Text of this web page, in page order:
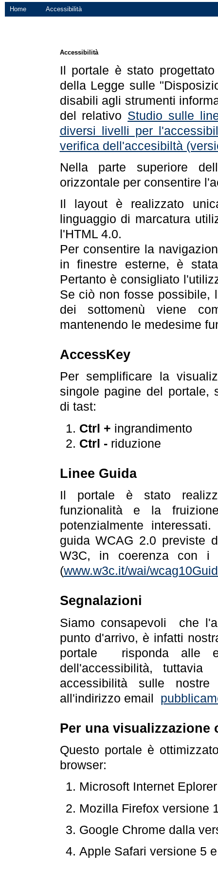
Home Accessibilità
Accessibilità
Il portale è stato
della Legge sulle
disabili agli strumenti
del relativo Studio sulle
diversi livelli per
verifica dell'accesibiltà
Nella parte superiore
orizzontale per consentire
Il layout è realizzato
linguaggio di marcatura
l'HTML 4.0.
Per consentire la
in finestre esterne, è
Pertanto è consigliato
Se ciò non fosse possibile,
dei sottomenù viene
mantenendo le medesime
AccessKey
Per semplificare la
singole pagine del portale,
di tast:
Ctrl + ingrandimento
Ctrl -riduzione
Linee Guida
Il portale è stato
funzionalità e la
potenzialmente
guida WCAG 2.0 previste
W3C, in coerenza con i
(www.w3c.it/wai/
Segnalazioni
Siamo consapevoli che
punto d'arrivo, è infatti
portale risponda alle
dell'accessibilità,
accessibilità sulle
all'indirizzo email
Per una visualizzazione
Questo portale è
browser:
Microsoft Internet
Mozilla Firefox versione
Google Chrome dalla
Apple Safari versione 5